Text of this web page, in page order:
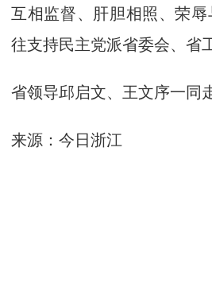
互相监督、肝胆相照、荣
往支持民主党派省委会、省
省领导邱启文、王文序一同
来源：今日浙江